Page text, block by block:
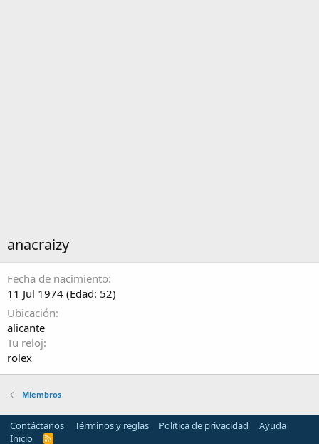
anacraizy
Fecha de nacimiento
11 Jul 1974 (Edad: 52)
Ubicación
alicante
Tu reloj
rolex
Miembros
Contáctanos Términos y reglas Política de privacidad
Ayuda
Inicio
R